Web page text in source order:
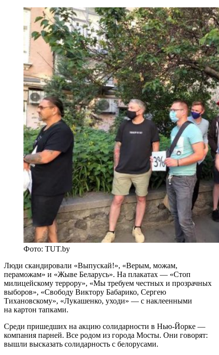
Фото: TUT.by
Люди скандировали «Выпускай!», «Верым, можам,
пераможам» и «Жыве Беларусь». На плакатах — «Стоп
милицейскому террору», «Мы требуем честных и прозрачных
выборов», «Свободу Виктору Бабарико, Сергею
Тихановскому», «Лукашенко, уходи» — с наклеенными
на картон тапками.
Среди пришедших на акцию солидарности в Нью-Йорке —
компания парней. Все родом из города Мосты. Они говорят:
вышли высказать солидарность с белорусами.